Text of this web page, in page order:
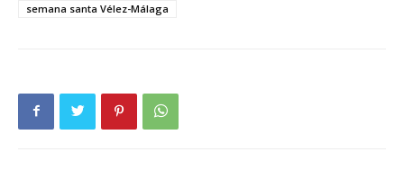
semana santa Vélez-Málaga